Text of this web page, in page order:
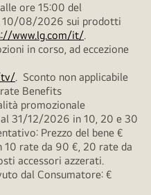
ore 15:00 del
08/2026 sui prodotti
www.lg.com/it/.
in corso, ad eccezione
tv/. Sconto non applicabile
Benefits
promozionale
31/12/2026 in 10, 20 e 30
Prezzo del bene €
10 rate da 90 €, 20 rate da
accessori azzerati.
dal Consumatore: €